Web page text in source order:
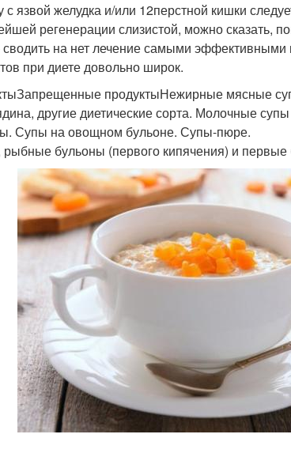
с язвой желудка и/или 12перстной кишки
регенерации слизистой, можно сказать,
на нет лечение самыми эффективными
при диете довольно широк.
продуктыНежирные мясные
другие диетические сорта. Молочные
Супы на овощном бульоне. Супы-пюре.
бульоны (первого кипячения) и